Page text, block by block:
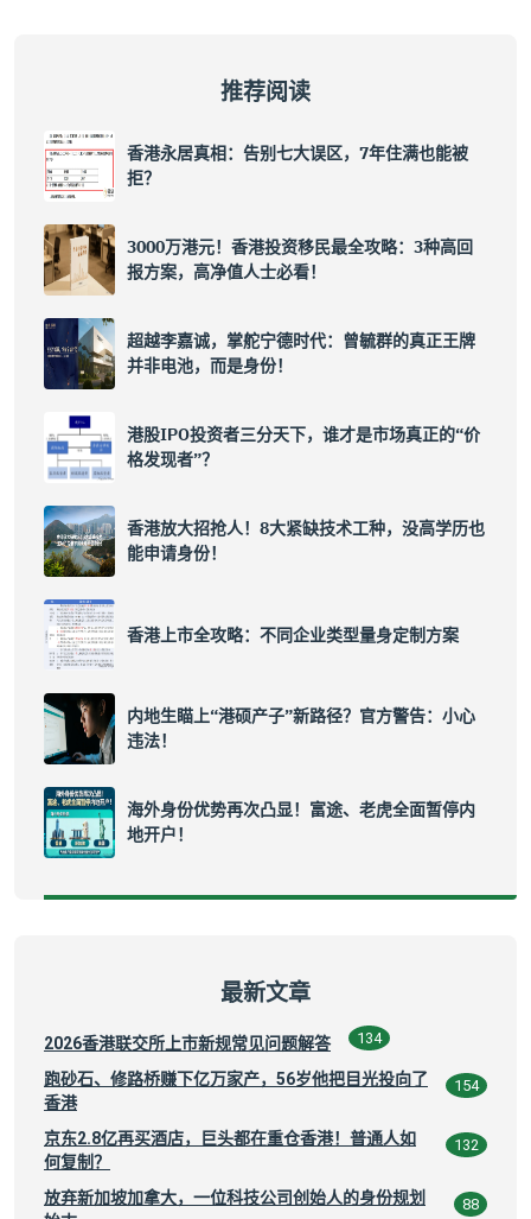
推荐阅读
香港永居真相：告别七大误区，7年住满也能被
拒？
3000万港元！香港投资移民最全攻略：3种高回
报方案，高净值人士必看！
超越李嘉诚，掌舵宁德时代：曾毓群的真正王牌
并非电池，而是身份！
港股IPO投资者三分天下，谁才是市场真正的“价
格发现者”？
香港放大招抢人！8大紧缺技术工种，没高学历也
能申请身份！
香港上市全攻略：不同企业类型量身定制方案
内地生瞄上“港硕产子”新路径？官方警告：小心
违法！
海外身份优势再次凸显！富途、老虎全面暂停内
地开户！
最新文章
2026香港联交所上市新规常见问题解答 134
跑砂石、修路桥赚下亿万家产，56岁他把目光投向了
香港
154
京东2.8亿再买酒店，巨头都在重仓香港！普通人如
何复制？
132
放弃新加坡加拿大，一位科技公司创始人的身份规划
88